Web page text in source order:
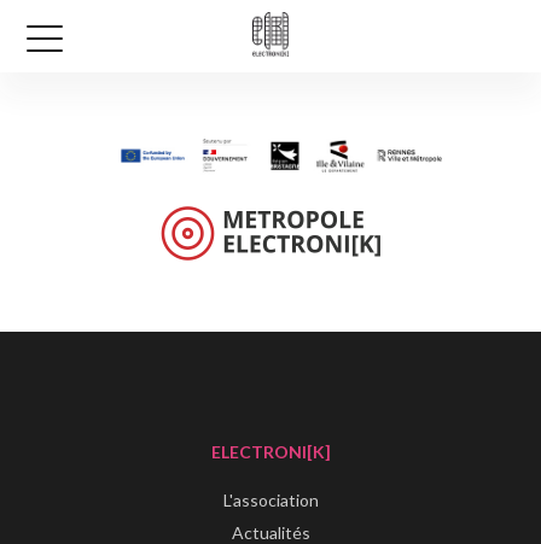
ELECTRONI[K]
L'association
Actualités